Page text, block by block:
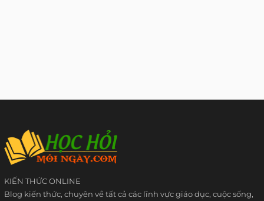
KIẾN THỨC ONLINE
Blog kiến thức, chuyên về tất cả các lĩnh vực giáo dục, cuộc sống,